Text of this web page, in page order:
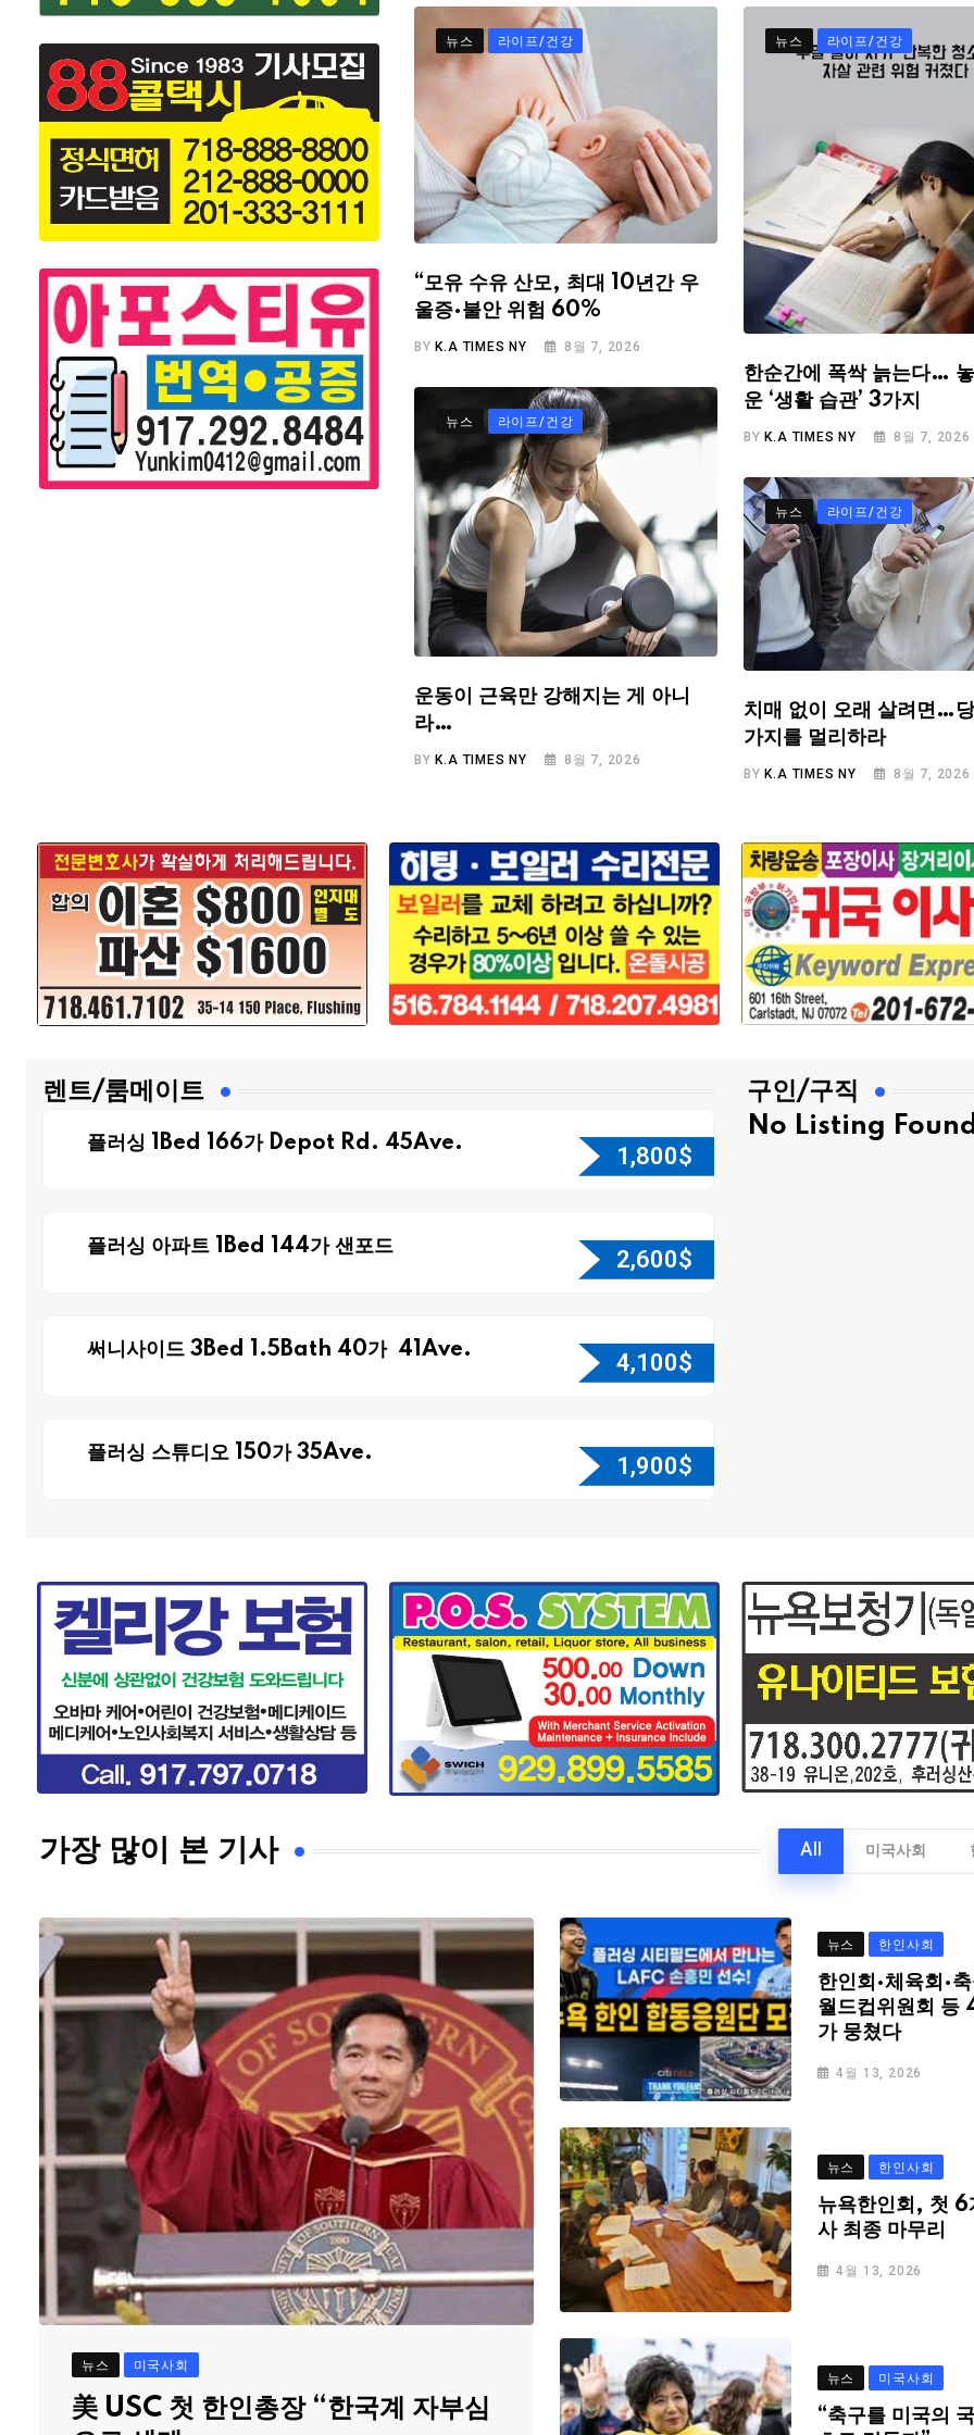
뉴스 라이프/건강
“모유 수유 산모, 최대 10년간 우
울증·불안 위험 60%
BYK.A TIMES NY 8월 7, 2026
뉴스 라이프/건강
한순간에 폭싹 늙는다…
운 ‘생활 습관’ 3가지
BY K.A TIMES NY 8월 7, 2026
뉴스 라이프/건강
운동이 근육만 강해지는 게 아니
라…
BY K.A TIMES NY 8월 7, 2026
뉴스 라이프/건강
치매 없이 오래 살려면…
가지를 멀리하라
BYK.A TIMES NY 8월 7, 2026
렌트/룸메이트
플러싱 1Bed 166가 Depot Rd. 45Ave. 1,800$
플러싱 아파트 1Bed 144가 샌포드 2,600$
써니사이드 3Bed 1.5Bath 40가 41Ave. 4,100$
플러싱 스튜디오 150가 35Ave. 1,900$
구인/구직
No Listing
가장 많이 본 기사 All 미국사회
뉴스 미국사회
美 USC 첫 한인총장 “한국계 자부심
뉴스 한인사회
한인회·체육회·
월드컵위원회 등
가 뭉쳤다
4월 13, 2026
뉴스 한인사회
뉴욕한인회, 첫 6
사 최종 마무리
4월 13, 2026
뉴스 미국사회
“축구를 미국의